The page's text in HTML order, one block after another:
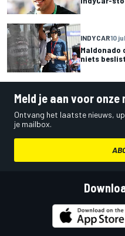
INDYCAR10
Maldonado
niets
Meld je aan voor onze
Ontvang het laatste nieuws,
je mailbox.